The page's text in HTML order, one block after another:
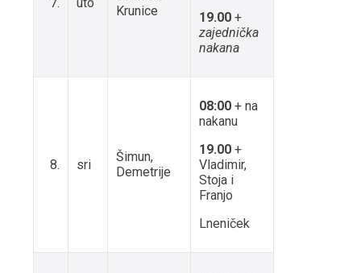
Krunice
19.00 +
zajednička
nakana
8. sri
Šimun,
Demetrije
08:00 + na
nakanu
19.00 +
Vladimir,
Stoja i
Franjo
Lneniček